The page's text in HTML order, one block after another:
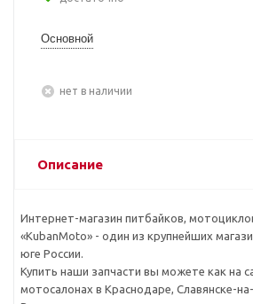
Основной
Нет в наличии
Описание
Интернет-магазин питбайков,
«KubanMoto» - один из крупнейших
юге России.
Купить наши запчасти вы можете как на
мотосалонах в Краснодаре, Славянске-